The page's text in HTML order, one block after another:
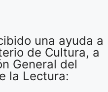
una ayuda a
de Cultura, a
General del
la Lectura: